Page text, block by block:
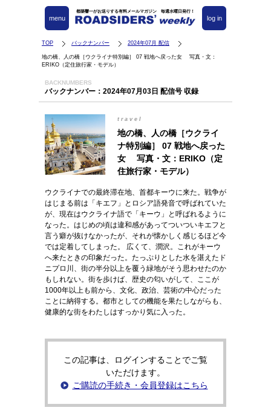
都築響一がお送りする有料メールマガジン 毎週水曜日発行！
log in
menu
TOP バックナンバー 2024年07月 配信
地の橋、人の橋［ウクライナ特別編］ 07 戦地へ戻った女 写真・文：
ERIKO（定住旅行家・モデル）
BACKNUMBERS
バックナンバー：2024年07月03日 配信号 収録
travel
地の橋、人の橋［ウクライ
ナ特別編］ 07 戦地へ戻った
女 写真・文：ERIKO（定
住旅行家・モデル）
ウクライナでの最終滞在地、首都キーウに来た。戦争が
はじまる前は「キエフ」とロシア語発音で呼ばれていた
が、現在はウクライナ語で「キーウ」と呼ばれるように
なった。はじめの頃は違和感があってついついキエフと
言う癖が抜けなかったが、それが懐かしく感じるほど今
では定着してしまった。 広くて、潤沢。これがキーウ
へ来たときの印象だった。たっぷりとした水を湛えたド
ニプロ川、街の半分以上を覆う緑地がそう思わせたのか
もしれない。街を歩けば、歴史の匂いがして、ここが
1000年以上も前から、文化、政治、芸術の中心だった
ことに納得する。都市としての機能を果たしながらも、
健康的な街をわたしはすっかり気に入った。
この記事は、ログインすることでご覧
いただけます。
ご購読の手続き・会員登録はこちら